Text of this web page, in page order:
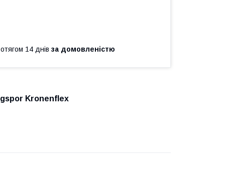
14 днів за домовленістю
Kronenflex